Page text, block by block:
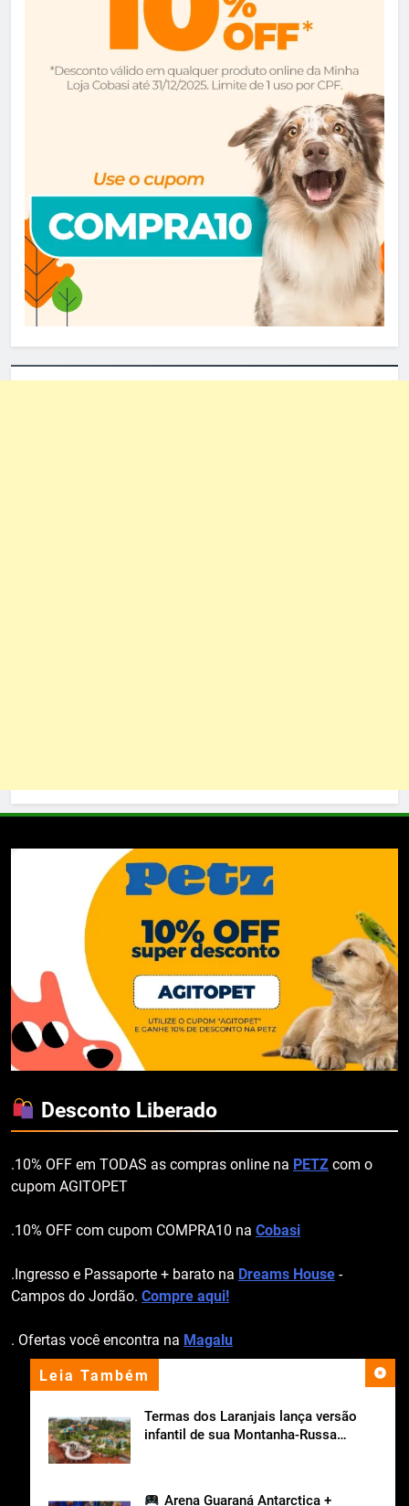
Leia Também
Termas dos Laranjais lança versão
infantil de sua Montanha-Russa
Arena Guaraná Antarctica +
Desconto Liberado
.10% OFF em TODAS as compras online na PETZ com o
cupom AGITOPET
.10% OFF com cupom COMPRA10 na Cobasi
.Ingresso e Passaporte + barato na Dreams House -
Campos do Jordão. Compre aqui!
. Ofertas você encontra na Magalu
apoio institucional